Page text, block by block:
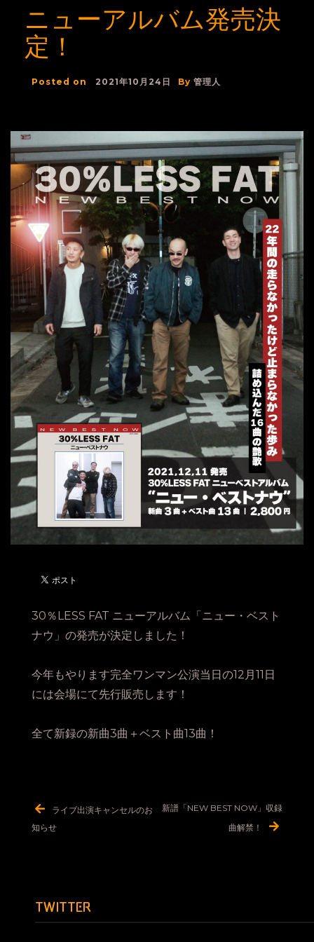
ニューアルバム発売決
定！
Posted on 2021年10月24日 By 管理人
30％LESS FAT ニューアルバム「ニュー・ベスト
ナウ」の発売が決定しました！
今年もやります完全ワンマン公演当日の12月11日
には会場にて先行販売します！
全て新録の新曲3曲＋ベスト曲13曲！
稿
ー
ライブ出演キャンセルのお
知らせ
新譜「NEW BEST NOW」収録
曲解禁！
TWITTER